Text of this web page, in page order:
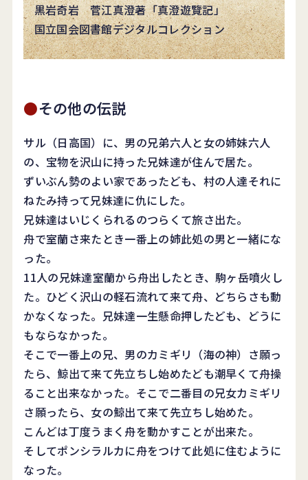
黒岩奇岩 菅江真澄著「真澄遊覽記」
国立国会図書館デジタルコレクション
その他の伝説
サル（日高国）に、男の兄弟六人と女の姉妹六人
の、宝物を沢山に持った兄妹達が住んで居た。
ずいぶん勢のよい家であったども、村の人達それに
ねたみ持って兄妹達に仇にした。
兄妹達はいじくられるのつらくて旅さ出た。
舟で室蘭さ来たとき一番上の姉此処の男と一緒にな
った。
11人の兄妹達室蘭から舟出したとき、駒ヶ岳噴火し
た。ひどく沢山の軽石流れて来て舟、どちらさも動
かなくなった。兄妹達一生懸命押したども、どうに
もならなかった。
そこで一番上の兄、男のカミギリ（海の神）さ願っ
たら、鯨出て来て先立ちし始めたども潮早くて舟操
ること出来なかった。そこで二番目の兄女カミギリ
さ願ったら、女の鯨出て来て先立ちし始めた。
こんどは丁度うまく舟を動かすことが出来た。
そしてポンシラルカに舟をつけて此処に住むように
なった。